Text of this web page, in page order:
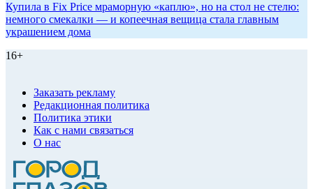
Купила в Fix Price мраморную «каплю», но на стол не стелю:
немного смекалки — и копеечная вещица стала главным
украшением дома
16+
Заказать рекламу
Редакционная политика
Политика этики
Как с нами связаться
О нас